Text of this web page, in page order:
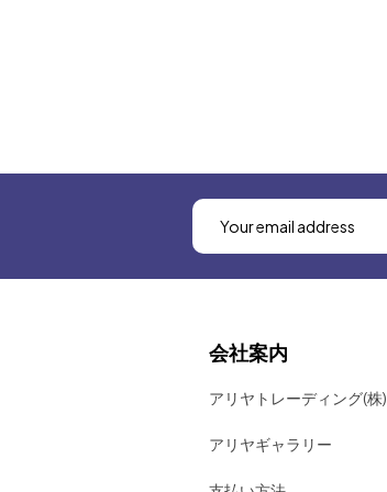
会社案内
アリヤトレーディング(株)
アリヤギャラリー